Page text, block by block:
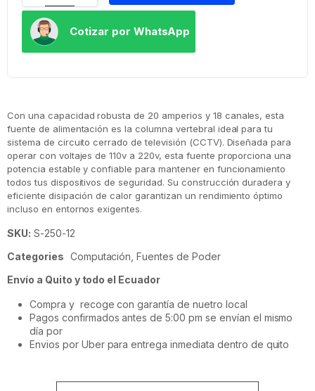
Cotizar por WhatsApp
Con una capacidad robusta de 20 amperios y 18 canales, esta
fuente de alimentación es la columna vertebral ideal para tu
sistema de circuito cerrado de televisión (CCTV). Diseñada para
operar con voltajes de 110v a 220v, esta fuente proporciona una
potencia estable y confiable para mantener en funcionamiento
todos tus dispositivos de seguridad. Su construcción duradera y
eficiente disipación de calor garantizan un rendimiento óptimo
incluso en entornos exigentes.
SKU: S-250-12
Categories Computación ,Fuentes de Poder
Envío a Quito y todo el Ecuador
Compra y recoge con garantía de nuetro local
Pagos confirmados antes de 5:00 pm se envían el mismo
día por
Envios por Uber para entrega inmediata dentro de quito